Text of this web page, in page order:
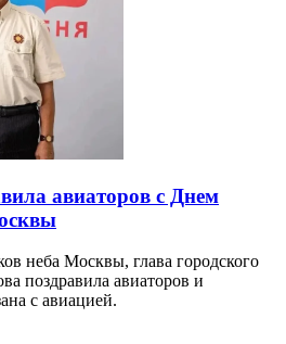
авиаторов с Днем
неба Москвы, глава городского
поздравила авиаторов и
с авиацией.